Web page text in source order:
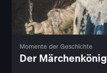
Momente der Geschichte
Der Märchenkönig